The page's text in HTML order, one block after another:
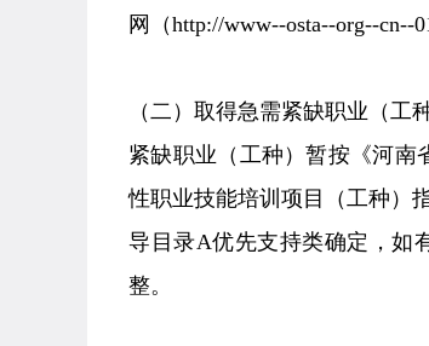
网（http://www--osta--org--cn--
（二）取得急需紧缺职业（
紧缺职业（工种）暂按《河南
性职业技能培训项目（工种）
导目录A优先支持类确定，如
整。